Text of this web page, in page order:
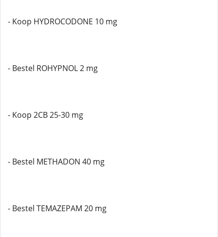
- Koop HYDROCODONE 10 mg
- Bestel ROHYPNOL 2 mg
- Koop 2CB 25-30 mg
- Bestel METHADON 40 mg
- Bestel TEMAZEPAM 20 mg